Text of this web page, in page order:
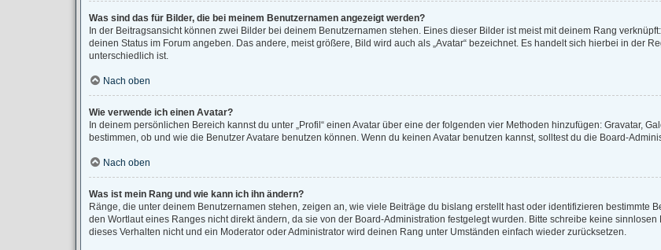
Was sind das für Bilder, die bei meinem Benutzernamen angezeigt werden?
In der Beitragsansicht können zwei Bilder bei deinem Benutzernamen stehen. Eines dieser Bilder ist meist mit deinem Rang
deinen Status im Forum angeben. Das andere, meist größere, Bild wird auch als „Avatar“ bezeichnet. Es handelt sich hierbei in der
unterschiedlich ist.
Nach oben
Wie verwende ich einen Avatar?
In deinem persönlichen Bereich kannst du unter „Profil“ einen Avatar über eine der folgenden vier Methoden hinzufügen: Gravatar,
bestimmen, ob und wie die Benutzer Avatare benutzen können. Wenn du keinen Avatar benutzen kannst, solltest du die Board-
Nach oben
Was ist mein Rang und wie kann ich ihn ändern?
Ränge, die unter deinem Benutzernamen stehen, zeigen an, wie viele Beiträge du bislang erstellt hast oder identifizieren bestimmte
den Wortlaut eines Ranges nicht direkt ändern, da sie von der Board-Administration festgelegt wurden. Bitte schreibe keine
dieses Verhalten nicht und ein Moderator oder Administrator wird deinen Rang unter Umständen einfach wieder zurücksetzen.